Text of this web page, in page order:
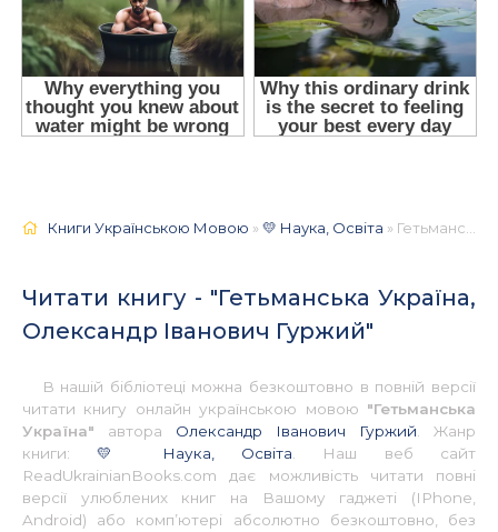
Книги Українською Мовою »💛 Наука, Освіта » Гетьманська Україна, Олександр Іванович Гуржий 📚 - Українською
Читати книгу - "Гетьманська Україна,
Олександр Іванович Гуржий"
В нашій бібліотеці можна безкоштовно в повній версії
читати книгу онлайн українською мовою "Гетьманська
Україна" автора Олександр Іванович Гуржий . Жанр
книги:💛 Наука, Освіта . Наш веб сайт
ReadUkrainianBooks.com дає можливість читати повні
версії улюблених книг на Вашому гаджеті (IPhone,
Android) або комп’ютері абсолютно безкоштовно, без